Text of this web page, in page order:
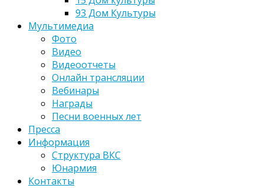
93 Дом Культуры
Мультимедиа
Фото
Видео
Видеоотчеты
Онлайн трансляции
Вебинары
Награды
Песни военных лет
Пресса
Информация
Структура ВКС
Юнармия
Контакты